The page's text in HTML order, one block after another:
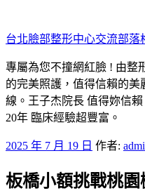
至
主
要
內
容
台北臉部整形中心交流部落
專屬為您不撞網紅臉 ! 由整
的完美照護，值得信賴的美
線。王子杰院長 值得妳信
20年 臨床經驗超豐富。
發
於
2025 年 7 月 19 日 作者:
板橋小額挑戰桃